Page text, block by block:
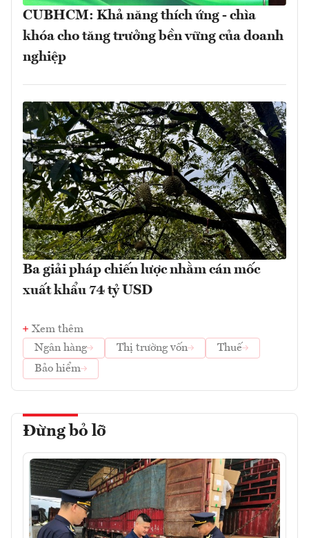
CUBHCM: Khả năng thích ứng - chìa
khóa cho tăng trưởng bền vững của doanh
nghiệp
Ba giải pháp chiến lược nhằm cán mốc
xuất khẩu 74 tỷ USD
Xem thêm
Ngân hàng
Thị trường vốn
Thuế
Bảo hiểm
Đừng bỏ lỡ